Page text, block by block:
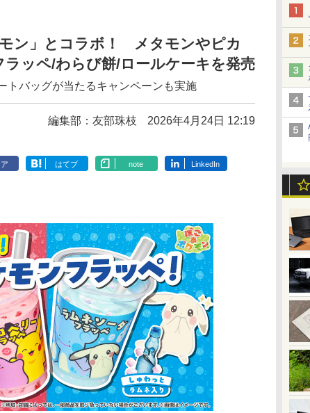
ン」とコラボ！ メタモンやピカ
ッペ/わらび餅/ロールケーキを発売
トバッグが当たるキャンペーンも実施
編集部：友部珠枝 2026年4月24日 12:19
はてブ note LinkedIn